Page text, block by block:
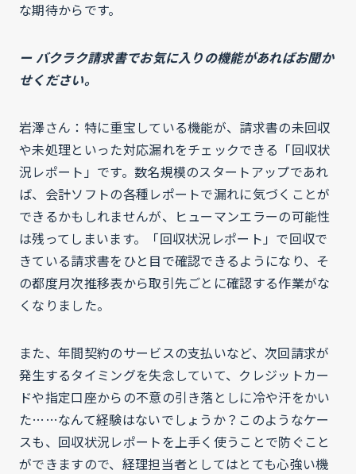
な期待からです。
ー バクラク請求書でお気に入りの機能があればお聞か
せください。
岩澤さん：特に重宝している機能が、請求書の未回収
や未処理といった対応漏れをチェックできる「回収状
況レポート」です。数名規模のスタートアップであれ
ば、会計ソフトの各種レポートで漏れに気づくことが
できるかもしれませんが、ヒューマンエラーの可能性
は残ってしまいます。「回収状況レポート」で回収で
きている請求書をひと目で確認できるようになり、そ
の都度月次推移表から取引先ごとに確認する作業がな
くなりました。
また、年間契約のサービスの支払いなど、次回請求が
発生するタイミングを失念していて、クレジットカー
ドや指定口座からの不意の引き落としに冷や汗をかい
た……なんて経験はないでしょうか？このようなケー
スも、回収状況レポートを上手く使うことで防ぐこと
ができますので、経理担当者としてはとても心強い機